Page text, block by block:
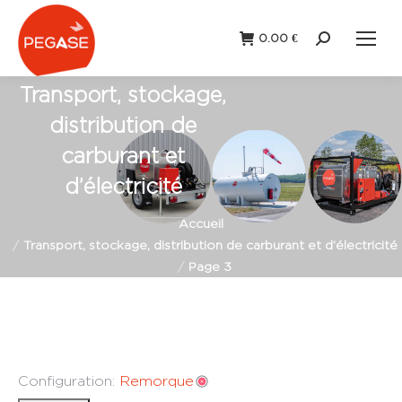
0.00 €
Recherche
Transport, stockage,
distribution de
carburant et
d’électricité
Accueil
Transport, stockage, distribution de carburant et d’électricité
Page 3
Remorque
Configuration: Remorque